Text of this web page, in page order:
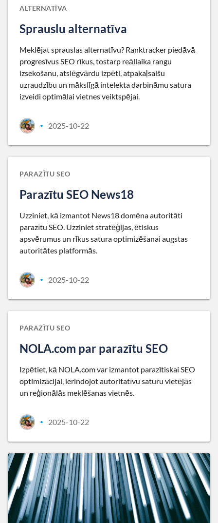
ALTERNATĪVA
Sprauslu alternatīva
Meklējat sprauslas alternatīvu? Ranktracker piedāvā
progresīvus SEO rīkus, tostarp reāllaika rangu
izsekošanu, atslēgvārdu izpēti, atpakaļsaišu
uzraudzību un mākslīgā intelekta darbināmu satura
izveidi optimālai vietnes veiktspējai.
• 2025-10-22
PARAZĪTU SEO
Parazītu SEO News18
Uzziniet, kā izmantot News18 domēna autoritāti
parazītu SEO. Uzziniet stratēģijas, ētiskus
apsvērumus un rīkus satura optimizēšanai augstas
autoritātes platformās.
• 2025-10-22
PARAZĪTU SEO
NOLA.com par parazītu SEO
Izpētiet, kā NOLA.com var izmantot parazītiskai SEO
optimizācijai, ierindojot autoritatīvu saturu vietējās
un reģionālās meklēšanas vietnēs.
• 2025-10-22